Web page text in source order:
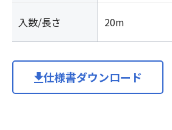
入数/長さ 20m
仕様書ダウンロード